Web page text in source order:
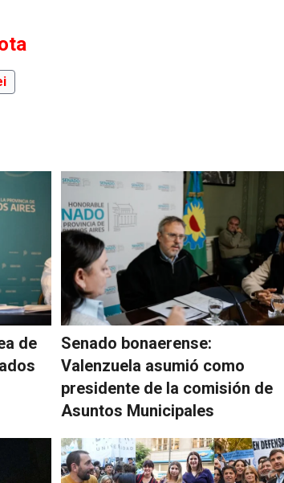
de
Senado bonaerense:
Valenzuela asumió como
presidente de la comisión de
Asuntos Municipales